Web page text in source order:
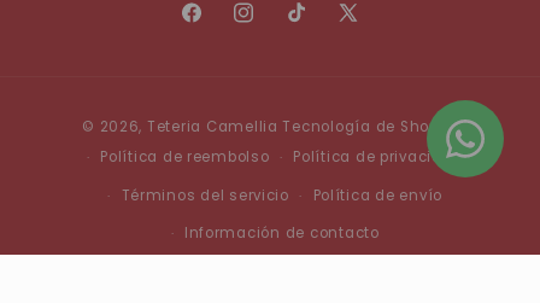
FacebookInstagramTikTokX
de
© 2026, Teteria Camellia Tecnología de Shopify
Política de reembolso
Política de privacidad
Términos del servicio
Política de envío
Información de contacto